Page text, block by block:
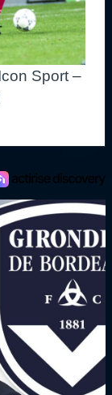
Sport –